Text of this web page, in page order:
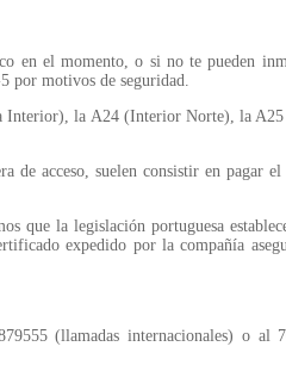
en el momento, o si no te pueden
por motivos de seguridad.
Interior), la A24 (Interior Norte), la
de acceso, suelen consistir en pagar
que la legislación portuguesa
expedido por la compañía
(llamadas internacionales) o al